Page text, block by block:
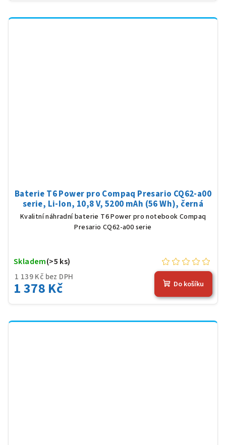
Baterie T6 Power pro Compaq Presario CQ62-a00
serie, Li-Ion, 10,8 V, 5200 mAh (56 Wh), černá
Kvalitní náhradní baterie T6 Power pro notebook Compaq
Presario CQ62-a00 serie
1 139 Kč bez DPH
1 378 Kč
Skladem(>5 ks)
Do košíku